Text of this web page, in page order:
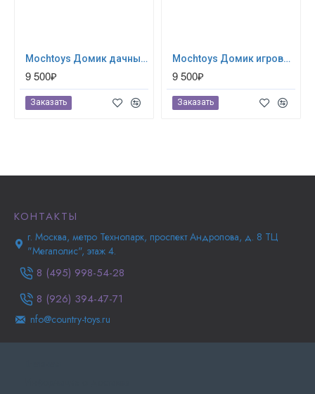
Mochtoys Домик дачный (10830)
9 500₽
Заказать
Mochtoys Домик игровой (11156)
9 500₽
Заказать
КОНТАКТЫ
г. Москва, метро Технопарк, проспект Андропова, д. 8 ТЦ
"Мегаполис", этаж 4.
8 (495) 998-54-28
8 (926) 394-47-71
nfo@country-toys.ru